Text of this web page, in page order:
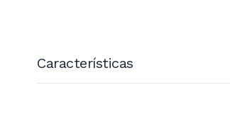
Características